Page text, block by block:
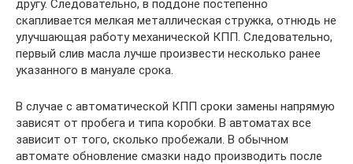
другу. Следовательно, в поддоне постепенно
скапливается мелкая металлическая стружка, отнюдь не
улучшающая работу механической КПП. Следовательно,
первый слив масла лучше произвести несколько ранее
указанного в мануале срока.
В случае с автоматической КПП сроки замены напрямую
зависят от пробега и типа коробки. В автоматах все
зависит от того, сколько пробежали. В обычном
автомате обновление смазки надо производить после